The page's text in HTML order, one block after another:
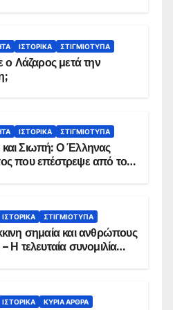
ΙΣΤΟΡΙΚΆ ΣΤΙΓΜΙΌΤΥΠΑ
ο Λάζαρος μετά την
ΙΣΤΟΡΙΚΆ ΣΤΙΓΜΙΌΤΥΠΑ
Σιωπή: Ο Έλληνας
που επέστρεψε από το
ΙΣΤΟΡΙΚΆ ΣΤΙΓΜΙΌΤΥΠΑ
σημαία και ανθρώπους
Η τελευταία συνομιλία
ΙΣΤΟΡΙΚΆ ΚΥΡΙΑ ΑΡΘΡΑ